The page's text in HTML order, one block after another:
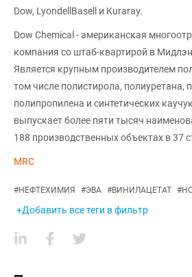
Dow, LyondellBasell и Kuraray.
Dow Chemical - американская
компания со штаб-квартирой в
Является крупным производителем
том числе полистирола, полиуретана,
полипропилена и синтетических
выпускает более пяти тысяч
188 производственных объектах в 37
MRC
#НЕФТЕХИМИЯ #ЭВА #ВИНИЛАЦЕТАТ #
+Добавить все теги в фильтр